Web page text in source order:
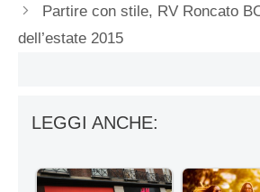
Partire con stile, RV Roncato
dell’estate 2015
LEGGI ANCHE: